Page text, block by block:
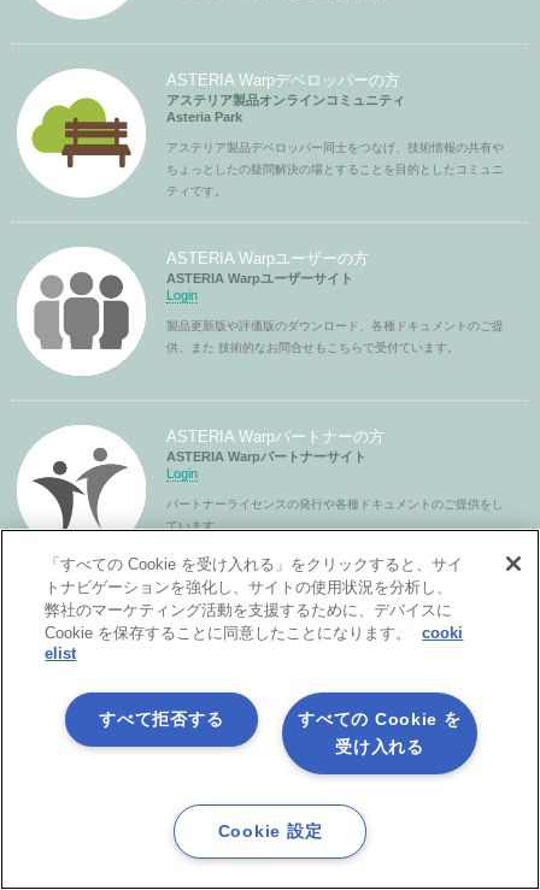
ASTERIA Warpデベロッパーの方
アステリア製品オンラインコミュニティ
Asteria Park
アステリア製品デベロッパー同士をつなげ、技術情報の共有や
ちょっとしたの疑問解決の場とすることを目的としたコミュニ
ティです。
ASTERIA Warpユーザーの方
ASTERIA Warpユーザーサイト
Login
製品更新版や評価版のダウンロード、各種ドキュメントのご提
供、また 技術的なお問合せもこちらで受付ています。
ASTERIA Warpパートナーの方
ASTERIA Warpパートナーサイト
Login
パートナーライセンスの発行や各種ドキュメントのご提供をし
ています。
製品サービス
「すべての Cookie を受け入れる」をクリックすると、サイ
トナビゲーションを強化し、サイトの使用状況を分析し、
弊社のマーケティング活動を支援するために、デバイスに
Cookie を保存することに同意したことになります。
cooki
elist
すべての Cookie を
受け入れる
すべて拒否する
Cookie 設定